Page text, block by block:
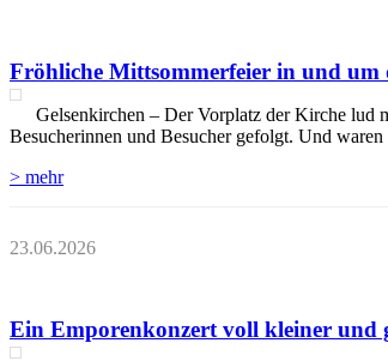
Fröhliche Mittsommerfeier in und um
Gelsenkirchen – Der Vorplatz der Kirche lud
Besucherinnen und Besucher gefolgt. Und
> mehr
23.06.2026
Ein Emporenkonzert voll kleiner und